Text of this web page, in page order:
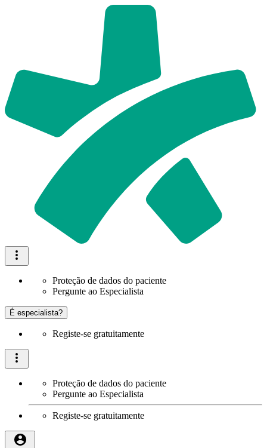
Proteção de dados do paciente
Pergunte ao Especialista
É especialista?
Registe-se gratuitamente
Proteção de dados do paciente
Pergunte ao Especialista
Registe-se gratuitamente